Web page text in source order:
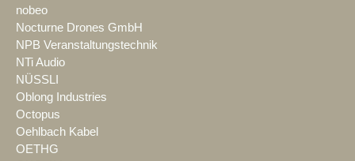
nobeo
Nocturne Drones GmbH
NPB Veranstaltungstechnik
NTi Audio
NÜSSLI
Oblong Industries
Octopus
Oehlbach Kabel
OETHG